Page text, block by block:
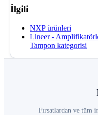
İlgili
NXP ürünleri
Lineer -
Tampon kategorisi
Fırsatlardan ve tüm